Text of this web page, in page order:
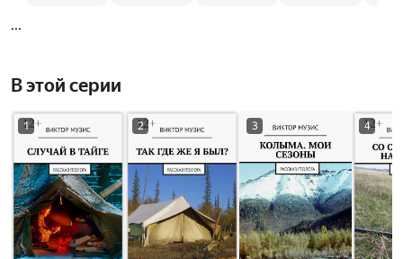
...
В этой серии
1 2 3 4